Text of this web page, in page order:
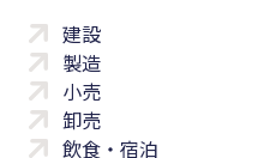
建設
製造
小売
卸売
飲食・宿泊